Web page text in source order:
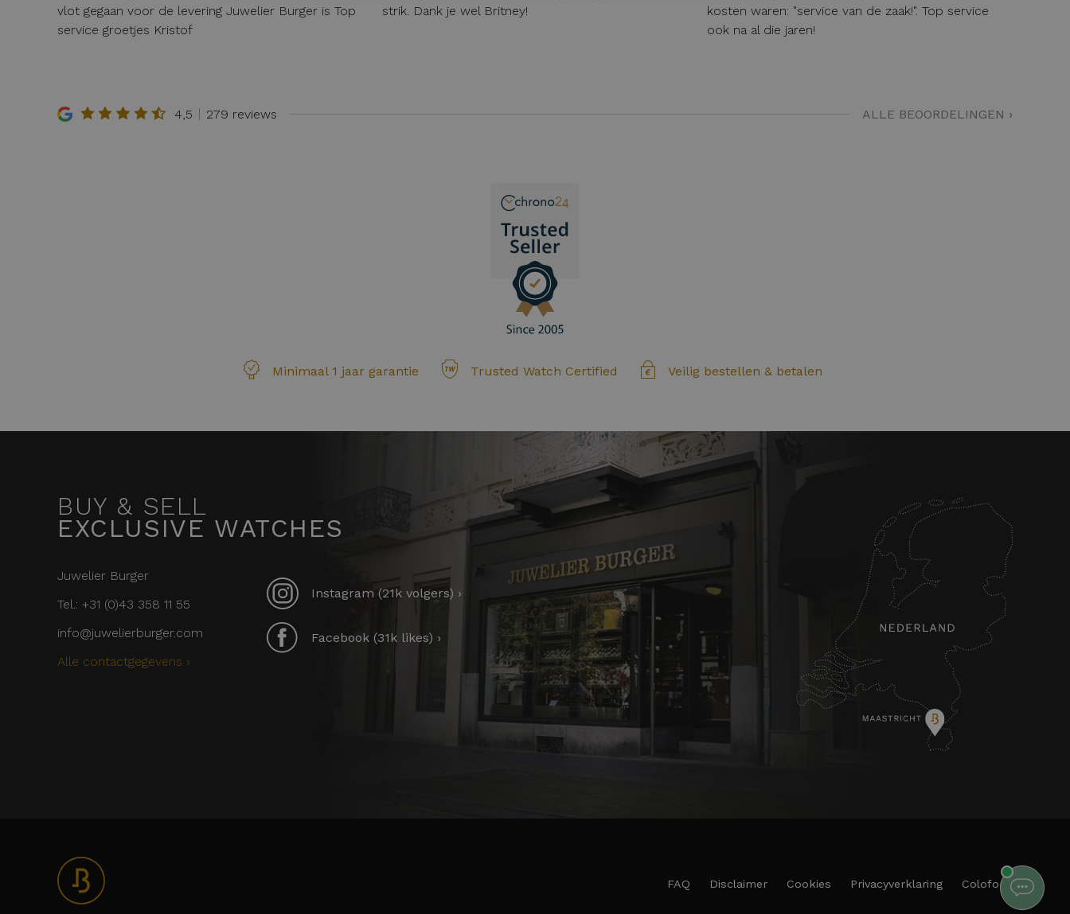
vlot gegaan voor de levering Juwelier Burger is Top
service groetjes Kristof
strik. Dank je wel Britney!
kosten waren: "service van de zaak!". Top service
ook na al die jaren!
4,5 279 reviews ALLE BEOORDELINGEN ›
Minimaal 1 jaar garantie Trusted Watch Certified Veilig bestellen & betalen
BUY & SELL
EXCLUSIVE WATCHES
Juwelier Burger
Tel.: +31 (0)43 358 11 55
info@juwelierburger.com
Alle contactgegevens ›
Instagram (21k volgers) ›
Facebook (31k likes) ›
FAQ Disclaimer Cookies Privacyverklaring Colofon